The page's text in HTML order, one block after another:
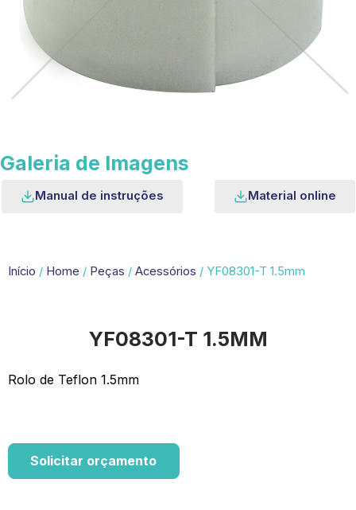
Galeria de Imagens
Manual de instruções Material online
Início / Home / Peças / Acessórios / YF08301-T 1.5mm
YF08301-T 1.5MM
Rolo de Teflon 1.5mm
Solicitar orçamento